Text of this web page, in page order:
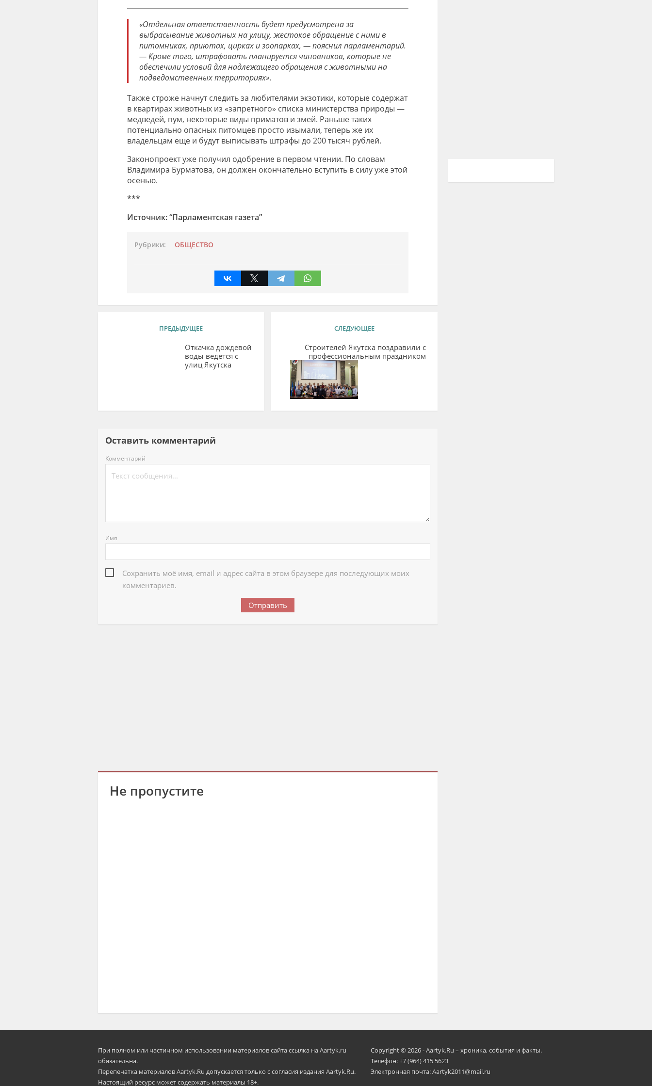
«Отдельная ответственность будет предусмотрена за
выбрасывание животных на улицу, жестокое обращение с ними в
питомниках, приютах, цирках и зоопарках, — пояснил парламентарий.
— Кроме того, штрафовать планируется чиновников, которые не
обеспечили условий для надлежащего обращения с животными на
подведомственных территориях».
Также строже начнут следить за любителями экзотики, которые содержат
в квартирах животных из «запретного» списка министерства природы —
медведей, пум, некоторые виды приматов и змей. Раньше таких
потенциально опасных питомцев просто изымали, теперь же их
владельцам еще и будут выписывать штрафы до 200 тысяч рублей.
Законопроект уже получил одобрение в первом чтении. По словам
Владимира Бурматова, он должен окончательно вступить в силу уже этой
осенью.
***
Источник: “Парламентская газета”
Рубрики: ОБЩЕСТВО
ПРЕДЫДУЩЕЕ
Откачка дождевой
воды ведется с
улиц Якутска
СЛЕДУЮЩЕЕ
Строителей Якутска поздравили с
профессиональным праздником
Оставить комментарий
Комментарий
Имя
Сохранить моё имя, email и адрес сайта в этом браузере для последующих моих
комментариев.
Не пропустите
При полном или частичном использовании материалов сайта ссылка на Aartyk.ru
oбязательна.
Перепечатка материалов Aartyk.Ru допускается только с согласия издания Aartyk.Ru.
Настоящий ресурс может содержать материалы 18+.
Copyright © 2026 - Aartyk.Ru – хроника, события и факты.
Телефон: +7 (964) 415 5623
Электронная почта: Aartyk2011@mail.ru